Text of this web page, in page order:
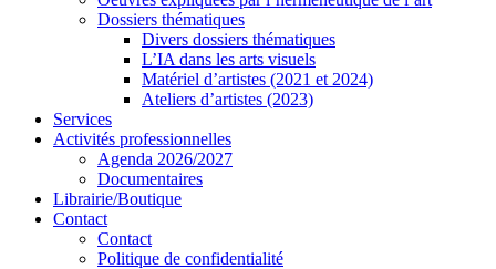
Dossiers thématiques
Divers dossiers thématiques
L’IA dans les arts visuels
Matériel d’artistes (2021 et 2024)
Ateliers d’artistes (2023)
Services
Activités professionnelles
Agenda 2026/2027
Documentaires
Librairie/Boutique
Contact
Contact
Politique de confidentialité